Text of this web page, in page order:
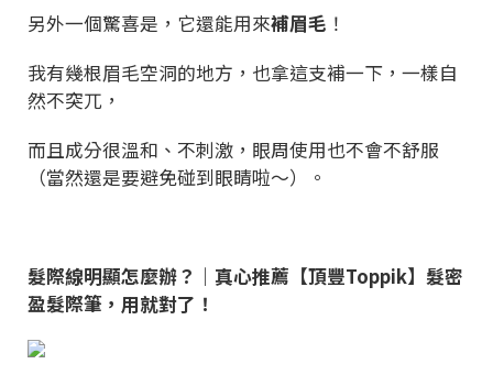
另外一個驚喜是，它還能用來補眉毛 ！
我有幾根眉毛空洞的地方，也拿這支補一下，一樣自
然不突兀，
而且成分很溫和、不刺激，眼周使用也不會不舒服
（當然還是要避免碰到眼睛啦～）。
髮際線明顯怎麼辦？｜真心推薦【頂豐Toppik】髮密
盈髮際筆，用就對了！